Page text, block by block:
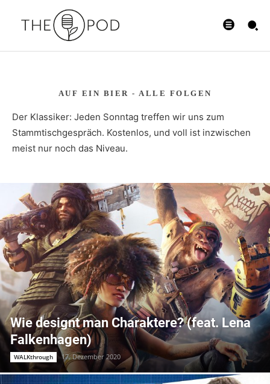
AUF EIN BIER - ALLE FOLGEN
Der Klassiker: Jeden Sonntag treffen wir uns zum
Stammtischgespräch. Kostenlos, und voll ist inzwischen
meist nur noch das Niveau.
Wie designt man Charaktere? (feat. Lena
Falkenhagen)
WALKthrough 17. Dezember 2020